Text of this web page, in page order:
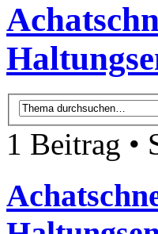
1 Beitrag •